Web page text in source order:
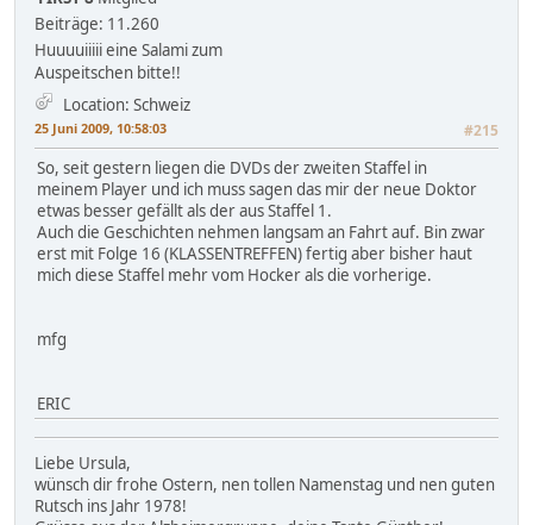
Beiträge: 11.260
Huuuuiiiii eine Salami zum
Auspeitschen bitte!!
Location: Schweiz
25 Juni 2009, 10:58:03 #215
So, seit gestern liegen die DVDs der zweiten Staffel in
meinem Player und ich muss sagen das mir der neue Doktor
etwas besser gefällt als der aus Staffel 1.
Auch die Geschichten nehmen langsam an Fahrt auf. Bin zwar
erst mit Folge 16 (KLASSENTREFFEN) fertig aber bisher haut
mich diese Staffel mehr vom Hocker als die vorherige.
mfg
ERIC
Liebe Ursula,
wünsch dir frohe Ostern, nen tollen Namenstag und nen guten
Rutsch ins Jahr 1978!